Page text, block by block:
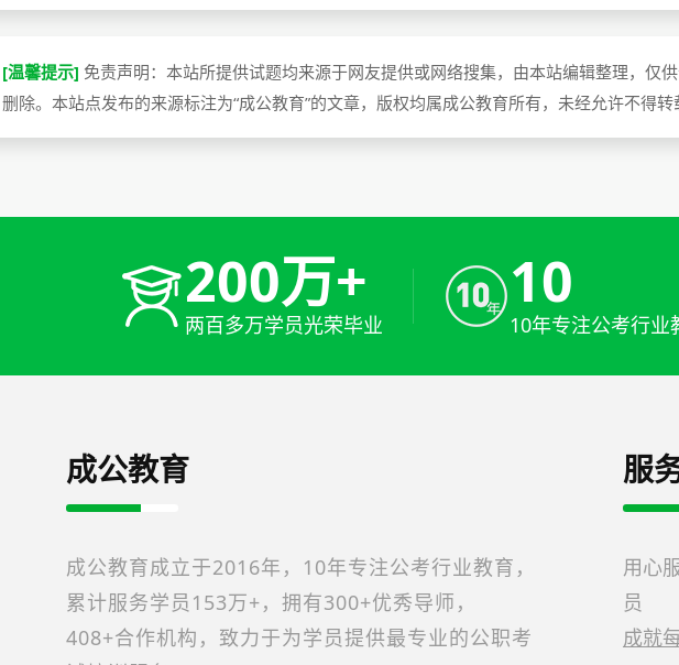
[温馨提示] 免责声明：本站所提供试题均来源于网友提供或网络搜集，由本站编辑整理，
删除。本站点发布的来源标注为“成公教育”的文章，版权均属成公教育所有，未经允许不得转
200万+
两百多万学员光荣毕业
10
10年专注公考行业
成公教育
成公教育成立于2016年，10年专注公考行业教育，
累计服务学员153万+，拥有300+优秀导师，
408+合作机构，致力于为学员提供最专业的公职考
服
用心
员
成就